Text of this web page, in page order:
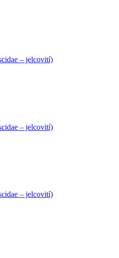
– jelcovití)
– jelcovití)
– jelcovití)